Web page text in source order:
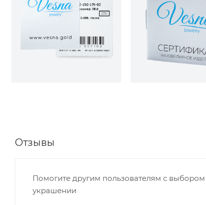
Отзывы
Помогите другим пользователям с
украшении